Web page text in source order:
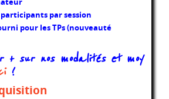
par session
pour les TPs (nouveauté
+ sur nos modalités et moy
!